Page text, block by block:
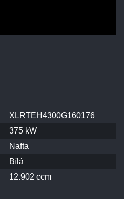
XLRTEH4300G160176
375 kW
Nafta
Bílá
12.902 ccm